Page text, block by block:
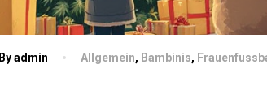
By admin Allgemein, Bambinis,